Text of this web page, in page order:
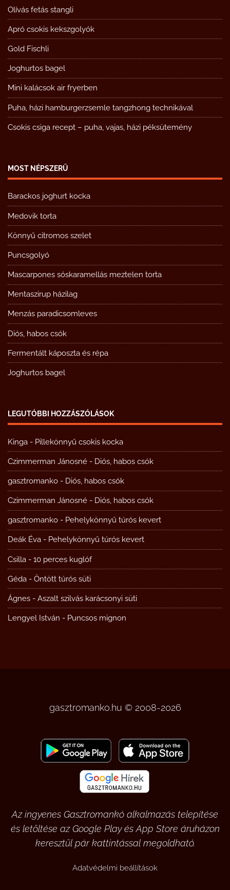
Olívás fetás stangli
Apró csokis kekszgolyók
Gold Fischli
Joghurtos bagel
Mini kalácsok air fryerben
Puha, házi hamburgerzsemle tangzhong technikával
Csokis csiga recept – puha, vajas, házi péksütemény
MOST NÉPSZERŰ
Barackos joghurt kocka
Medovik torta
Könnyű citromos szelet
Puncsgolyó
Mascarpones sóskaramellás meztelen torta
Mentaszirup házilag
Menzás paradicsomleves
Diós, habos csók
Fermentált káposzta és répa
Joghurtos bagel
LEGUTÓBBI HOZZÁSZÓLÁSOK
Kinga - Pillekönnyű csokis kocka
Czimmerman Jánosné - Diós, habos csók
gasztromanko - Diós, habos csók
Czimmerman Jánosné - Diós, habos csók
gasztromanko - Pehelykönnyű túrós kevert
Deák Éva - Pehelykönnyű túrós kevert
Csilla - 10 perces kuglóf
Géda - Öntött túrós süti
Ágnes - Aszalt szilvás karácsonyi süti
Lengyel István - Puncsos mignon
gasztromanko.hu © 2008-2026
Az ingyenes Gasztromankó alkalmazás telepítése
és letöltése az Google Play és App Store áruházon
keresztül pár kattintással megoldható.
Adatvédelmi beállítások